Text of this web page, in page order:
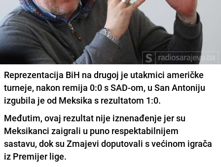
Reprezentacija BiH na drugoj je utakmici američke
turneje, nakon remija 0:0 s SAD-om, u San Antoniju
izgubila je od Meksika s rezultatom 1:0.
Međutim, ovaj rezultat nije iznenađenje jer su
Meksikanci zaigrali u puno respektabilnijem
sastavu, dok su Zmajevi doputovali s većinom igrača
iz Premijer lige.